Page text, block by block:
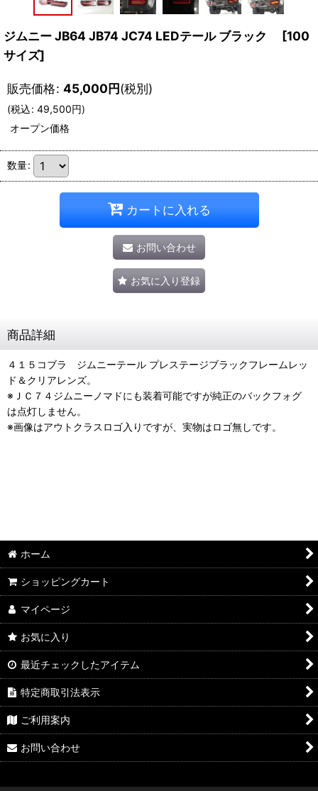
ジムニー JB64 JB74 JC74 LEDテール ブラック [100
サイズ]
販売価格: 45,000円(税別)
(税込: 49,500円)
オープン価格
数量:
カートに入れる
お問い合わせ
お気に入り登録
商品詳細
４１５コブラ ジムニーテール プレステージブラックフレームレッ
ド＆クリアレンズ。
※ＪＣ７４ジムニーノマドにも装着可能ですが純正のバックフォグ
は点灯しません。
※画像はアウトクラスロゴ入りですが、実物はロゴ無しです。
ホーム
ショッピングカート
マイページ
お気に入り
最近チェックしたアイテム
特定商取引法表示
ご利用案内
お問い合わせ